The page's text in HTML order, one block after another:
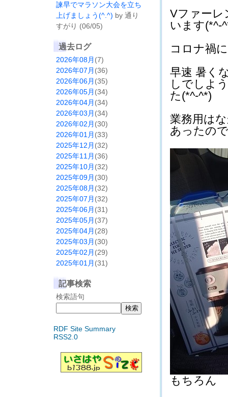
諫早でマラソン大会を立ち
上げましょう(^.^) by 通り
すがり (06/05)
過去ログ
2026年08月 (7)
2026年07月 (36)
2026年06月 (35)
2026年05月 (34)
2026年04月 (34)
2026年03月 (34)
2026年02月 (30)
2026年01月 (33)
2025年12月 (32)
2025年11月 (36)
2025年10月 (32)
2025年09月 (30)
2025年08月 (32)
2025年07月 (32)
2025年06月 (31)
2025年05月 (37)
2025年04月 (28)
2025年03月 (30)
2025年02月 (29)
2025年01月 (31)
記事検索
検索語句
RDF Site Summary
RSS2.0
Vファーレ
います(*^-
コロナ禍
早速 暑く
しでしよ
た(*^-^*)
業務用は
あったの
もちろん